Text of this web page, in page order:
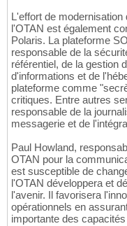
L'effort de
l'OTAN est également
Polaris. La plateforme
responsable de la
référentiel, de la gestion
d'informations et de
plateforme comme
critiques. Entre autres
responsable de la
messagerie et de
Paul Howland,
OTAN pour la
est susceptible de
l'OTAN développera et
l'avenir. Il favorisera
opérationnels en
importante des